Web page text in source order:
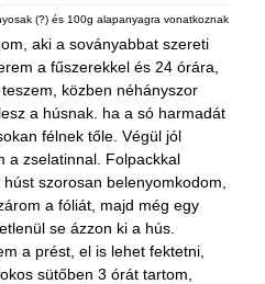
(?) és 100g alapanyagra vonatkoznak
aki a soványabbat szereti
a fűszerekkel és 24 órára,
közben néhányszor
a húsnak. ha a só harmadát
félnek tőle. Végül jól
a zselatinnal. Folpackkal
szorosan belenyomkodom,
a fóliát, majd még egy
se ázzon ki a hús.
a prést, el is lehet fektetni,
sütőben 3 órát tartom,